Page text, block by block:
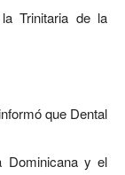
Trinitaria de la
que Dental
Dominicana y el